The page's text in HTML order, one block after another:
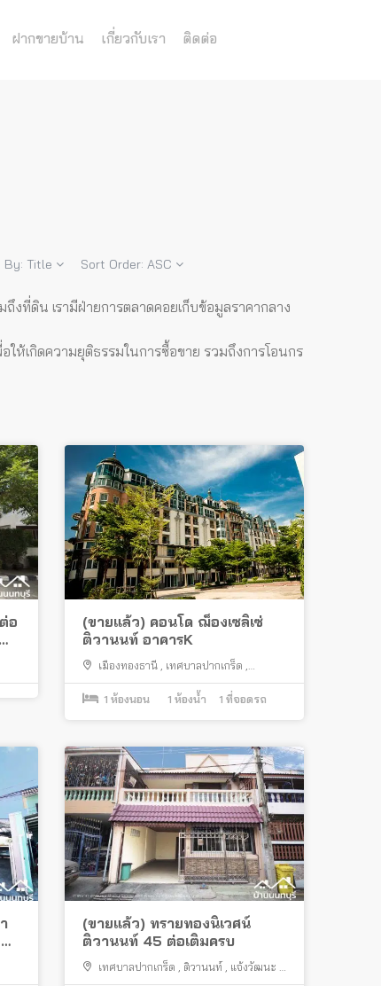
ฝากขายบ้าน เกี่ยวกับเรา ติดต่อ
By: Title Sort Order: ASC
ที่ดิน เรามีฝ่ายการตลาดคอยเก็บข้อมูลราคากลาง
ห้เกิดความยุติธรรมในการซื้อขาย รวมถึงการโอนกร
อ
(ขายแล้ว) คอนโด ฌ็องเซลิเซ่
ติวานนท์ อาคารK
เมืองทองธานี เทศบาลปากเกร็ด
ติวานนท์ , ถนนศรีสมาน
1 ห้องนอน 1 ห้องน้ำ 1 ที่จอดรถ
(ขายแล้ว) ทรายทองนิเวศน์
ติวานนท์ 45 ต่อเติมครบ
เทศบาลปากเกร็ด , ติวานนท์ , แจ้งวัฒนะ ,